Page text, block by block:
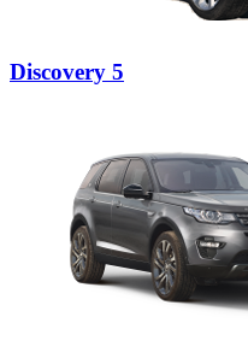
Discovery 5